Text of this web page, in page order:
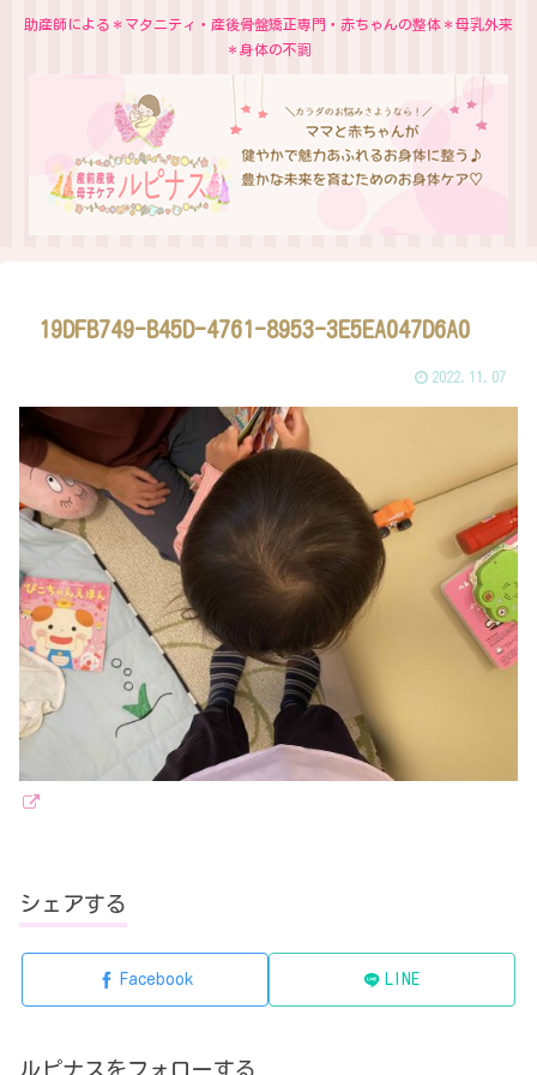
助産師による＊マタニティ・産後骨盤矯正専門・赤ちゃんの整体＊母乳外来
＊身体の不調
19DFB749-B45D-4761-8953-3E5EA047D6A0
2022.11.07
シェアする
Facebook LINE
ルピナスをフォローする